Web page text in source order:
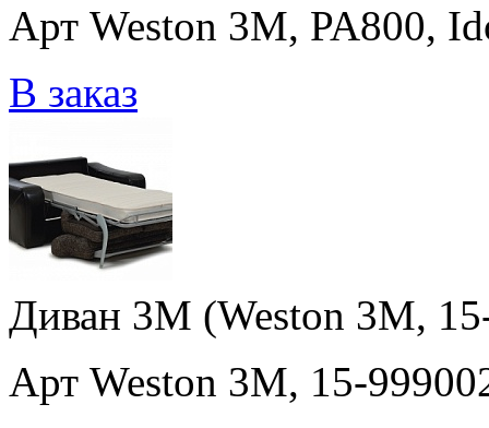
Арт Weston 3M, PA800,
В заказ
Диван 3M (Weston 3M,
Арт Weston 3M, 15-